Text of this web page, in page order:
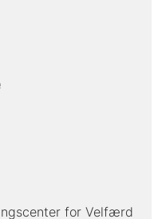
for Velfærd